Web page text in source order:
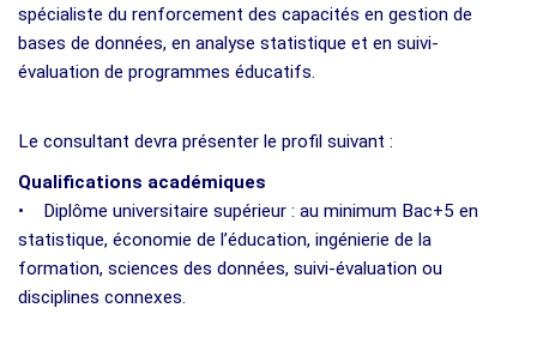
spécialiste du renforcement des capacités en gestion de
bases de données, en analyse statistique et en suivi-
évaluation de programmes éducatifs.
Le consultant devra présenter le profil suivant :
Qualifications académiques
• Diplôme universitaire supérieur : au minimum Bac+5 en
statistique, économie de l’éducation, ingénierie de la
formation, sciences des données, suivi-évaluation ou
disciplines connexes.